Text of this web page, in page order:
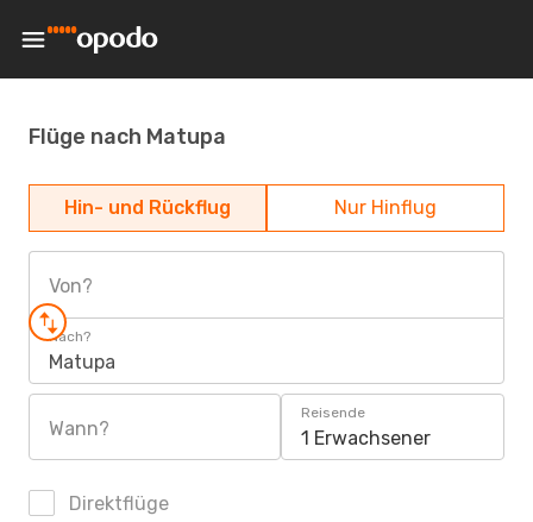
Flüge nach Matupa
Hin- und Rückflug Nur Hinflug
Von?
Nach?
Matupa
Wann?
Reisende
1 Erwachsener
Direktflüge